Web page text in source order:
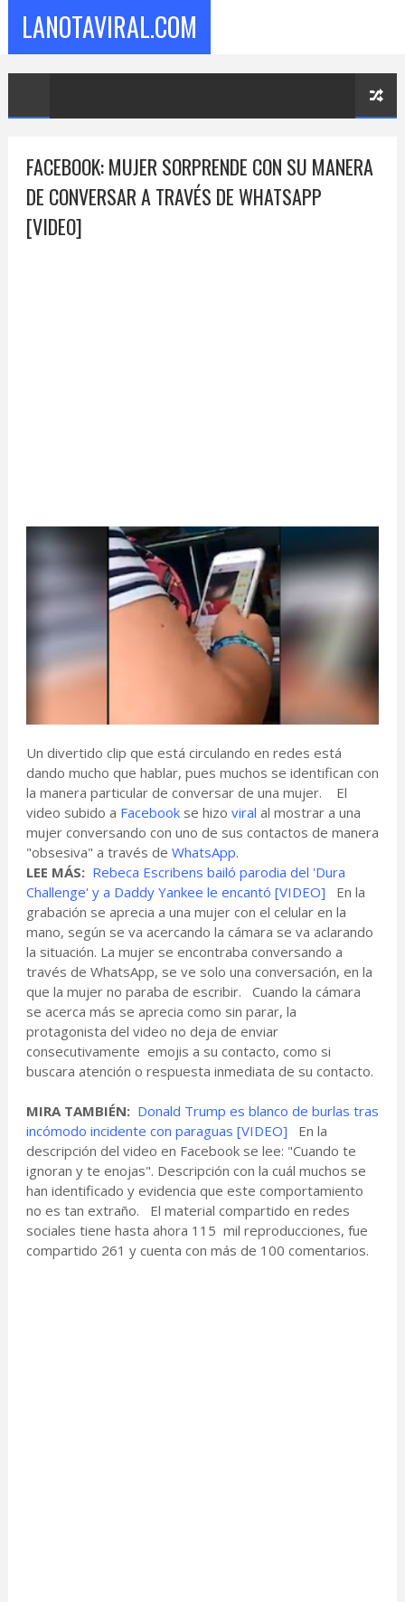
LANOTAVIRAL.COM
FACEBOOK: MUJER SORPRENDE CON SU MANERA
DE CONVERSAR A TRAVÉS DE WHATSAPP
[VIDEO]
Un divertido clip que está circulando en redes está
dando mucho que hablar, pues muchos se identifican con
la manera particular de conversar de una mujer. El
video subido a Facebookse hizo viral al mostrar a una
mujer conversando con uno de sus contactos de manera
"obsesiva" a través de WhatsApp.
LEE MÁS: Rebeca Escribens bailó parodia del 'Dura
Challenge' y a Daddy Yankee le encantó [VIDEO] En la
grabación se aprecia a una mujer con el celular en la
mano, según se va acercando la cámara se va aclarando
la situación. La mujer se encontraba conversando a
través de WhatsApp, se ve solo una conversación, en la
que la mujer no paraba de escribir. Cuando la cámara
se acerca más se aprecia como sin parar, la
protagonista del video no deja de enviar
consecutivamente emojis a su contacto, como si
buscara atención o respuesta inmediata de su contacto.
MIRA TAMBIÉN: Donald Trump es blanco de burlas tras
incómodo incidente con paraguas [VIDEO]
En la
descripción del video en Facebook se lee: "Cuando te
ignoran y te enojas". Descripción con la cuál muchos se
han identificado y evidencia que este comportamiento
no es tan extraño. El material compartido en redes
sociales tiene hasta ahora 115 mil reproducciones, fue
compartido 261 y cuenta con más de 100 comentarios.